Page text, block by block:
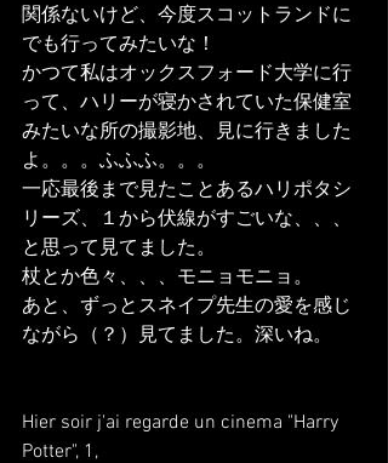
関係ないけど、今度スコットランドに
でも行ってみたいな！
かつて私はオックスフォード大学に行
って、ハリーが寝かされていた保健室
みたいな所の撮影地、見に行きました
よ。。。ふふふ。。。
一応最後まで見たことあるハリポタシ
リーズ、１から伏線がすごいな、、、
と思って見てました。
杖とか色々、、、モニョモニョ。
あと、ずっとスネイプ先生の愛を感じ
ながら（？）見てました。深いね。
Hier soir j'ai regarde un cinema "Harry
Potter", 1,